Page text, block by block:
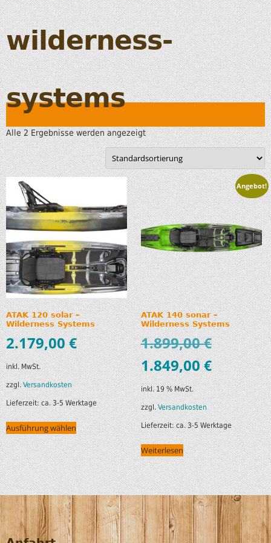
wilderness-
systems
Alle 2 Ergebnisse werden angezeigt
ATAK 120 solar –
Wilderness Systems
2.179,00€
inkl. MwSt.
zzgl.Versandkosten
Lieferzeit:ca. 3-5 Werktage
Ausführung wählen
Angebot!
ATAK 140 sonar –
Wilderness Systems
1.899,00€
1.849,00€
inkl. 19 % MwSt.
zzgl.Versandkosten
Lieferzeit:ca. 3-5 Werktage
Weiterlesen